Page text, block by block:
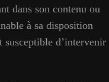
dans son contenu ou
à sa disposition
susceptible d’intervenir